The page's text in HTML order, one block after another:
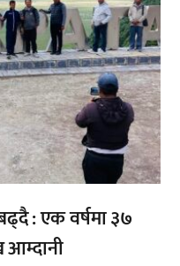
: एक वर्षमा ३७
आम्दानी